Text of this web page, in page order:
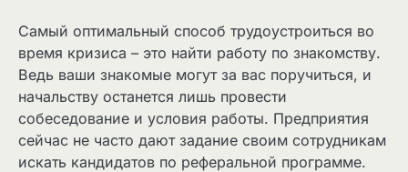
Самый оптимальный способ трудоустроиться во
время кризиса – это найти работу по знакомству.
Ведь ваши знакомые могут за вас поручиться, и
начальству останется лишь провести
собеседование и условия работы. Предприятия
сейчас не часто дают задание своим сотрудникам
искать кандидатов по реферальной программе.